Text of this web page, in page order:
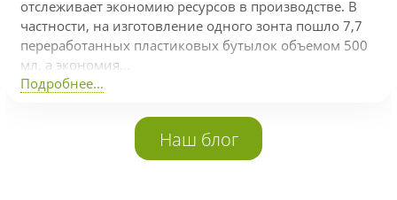
отслеживает экономию ресурсов в производстве. В
частности, на изготовление одного зонта пошло 7,7
переработанных пластиковых бутылок объемом 500
мл, а экономия...
Подробнее...
Наш блог